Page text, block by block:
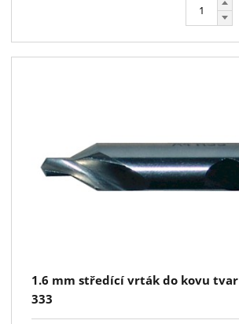
1.6 mm středící vrták do kovu tvar
333